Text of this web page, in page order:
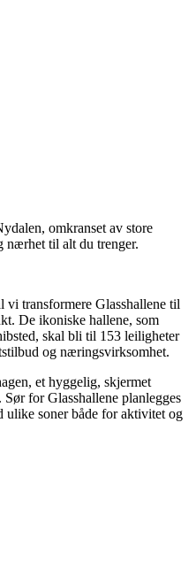
omkranset av store
nærhet til alt du trenger.
transformere Glasshallene til
De ikoniske hallene, som
skal bli til 153 leiligheter
og næringsvirksomhet.
et hyggelig, skjermet
for Glasshallene planlegges
ulike soner både for aktivitet og